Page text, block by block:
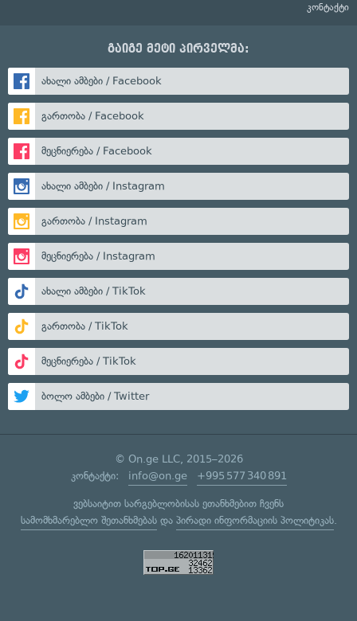
კონტაქტი
გაიგე მეტი პირველმა:
ახალი ამბები / Facebook
გართობა / Facebook
მეცნიერება / Facebook
ახალი ამბები / Instagram
გართობა / Instagram
მეცნიერება / Instagram
ახალი ამბები / TikTok
გართობა / TikTok
მეცნიერება / TikTok
ბოლო ამბები / Twitter
© On.ge LLC, 2015–2026
კონტაქტი: info@on.ge +995 577 340 891
ვებსაიტით სარგებლობისას ეთანხმებით ჩვენს
სამომხმარებლო შეთანხმებასდა პირადი ინფორმაციის პოლიტიკას.